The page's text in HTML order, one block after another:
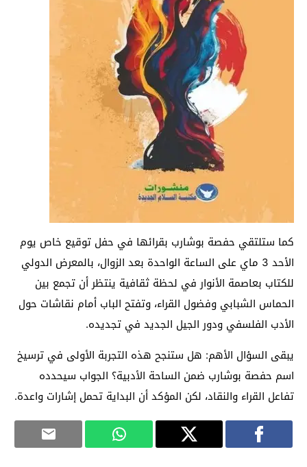
كما ستلتقي حفصة بوشارب بقرائها في حفل توقيع خاص يوم
الأحد 3 ماي على الساعة الواحدة بعد الزوال، بالمعرض الدولي
للكتاب بعاصمة الأنوار في لحظة ثقافية ينتظر أن تجمع بين
الحماس الشبابي وفضول القراء، وتفتح الباب أمام نقاشات حول
الأدب الفلسفي ودور الجيل الجديد في تجديده.
يبقى السؤال الأهم: هل ستنجح هذه التجربة الأولى في ترسيخ
اسم حفصة بوشارب ضمن الساحة الأدبية؟ الجواب سيحدده
تفاعل القراء والنقاد، لكن المؤكد أن البداية تحمل إشارات واعدة.